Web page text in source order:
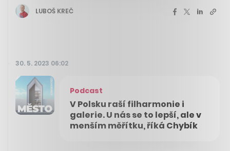
LUBOŠ KREČ
30. 5. 2023 06:02
Podcast
V Polsku raší filharmonie i
galerie. U nás se to lepší, ale v
menším měřítku, říká Chybík